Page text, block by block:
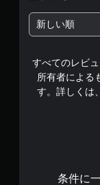
新しい順
すべてのレビ
所有者による
す。詳しくは、
条件に